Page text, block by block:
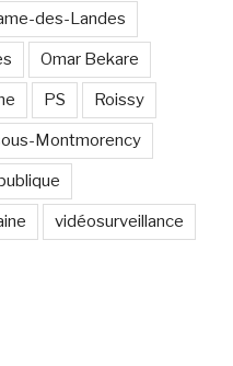
des-Landes
Omar Bekare
PS Roissy
Montmorency
vidéosurveillance